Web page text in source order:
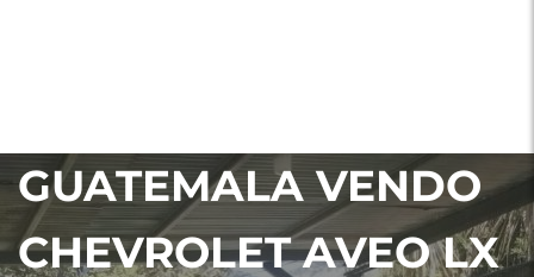
GUATEMALA VENDO
CHEVROLET AVEO LX